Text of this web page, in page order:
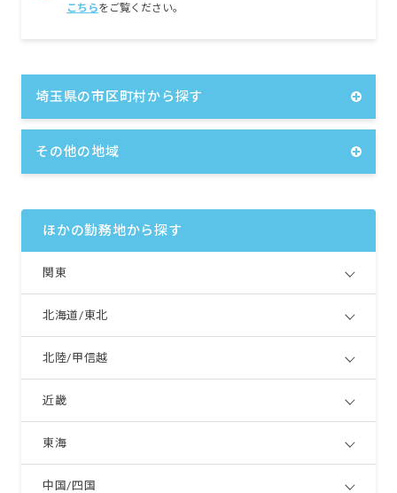
こちらをご覧ください。
埼玉県の市区町村から探す
その他の地域
ほかの勤務地から探す
関東
北海道/東北
北陸/甲信越
近畿
東海
中国/四国